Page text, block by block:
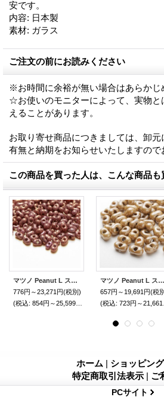
安です。
内容: 日本製
素材: ガラス
ご注文の前にお読みください
※お時間に余裕が無い場合はあらかじ
☆お使いのモニターによって、実物と
えることがあります。
お取り寄せ商品につきましては、卸
有無と納期をお知らせいたしますので
この商品を買った人は、こんな商品も
マツノ Peanut L ストーン
776円～23,271円(税別)
(税込: 854円～25,599円)
マツノ Peanut L ストーン
657円～19,691円(税
(税込: 723円～21,661円)
ホーム | ショッピン
特定商取引法表示 | ご
PCサイト